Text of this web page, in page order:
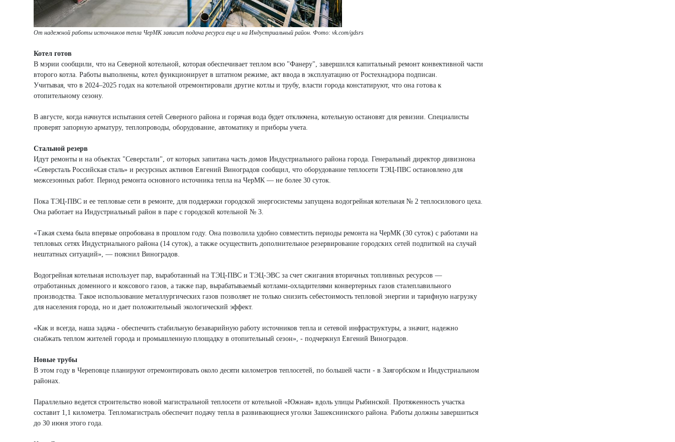
От надежной работы источников тепла ЧерМК зависит подача ресурса еще и на Индустриальный район. Фото: vk.com/gdsrs
Котел готов
В мэрии сообщили, что на Северной котельной, которая обеспечивает теплом всю "Фанеру", завершился капитальный ремонт конвективной части
второго котла. Работы выполнены, котел функционирует в штатном режиме, акт ввода в эксплуатацию от Ростехнадзора подписан.
Учитывая, что в 2024–2025 годах на котельной отремонтировали другие котлы и трубу, власти города констатируют, что она готова к
отопительному сезону.
В августе, когда начнутся испытания сетей Северного района и горячая вода будет отключена, котельную остановят для ревизии. Специалисты
проверят запорную арматуру, теплопроводы, оборудование, автоматику и приборы учета.
Стальной резерв
Идут ремонты и на объектах "Северстали", от которых запитана часть домов Индустриального района города. Генеральный директор дивизиона
«Северсталь Российская сталь» и ресурсных активов Евгений Виноградов сообщил, что оборудование теплосети ТЭЦ-ПВС остановлено для
межсезонных работ. Период ремонта основного источника тепла на ЧерМК — не более 30 суток.
Пока ТЭЦ-ПВС и ее тепловые сети в ремонте, для поддержки городской энергосистемы запущена водогрейная котельная № 2 теплосилового цеха.
Она работает на Индустриальный район в паре с городской котельной № 3.
«Такая схема была впервые опробована в прошлом году. Она позволила удобно совместить периоды ремонта на ЧерМК (30 суток) с работами на
тепловых сетях Индустриального района (14 суток), а также осуществить дополнительное резервирование городских сетей подпиткой на случай
нештатных ситуаций», — пояснил Виноградов.
Водогрейная котельная использует пар, выработанный на ТЭЦ-ПВС и ТЭЦ-ЭВС за счет сжигания вторичных топливных ресурсов —
отработанных доменного и коксового газов, а также пар, вырабатываемый котлами-охладителями конвертерных газов сталеплавильного
производства. Такое использование металлургических газов позволяет не только снизить себестоимость тепловой энергии и тарифную нагрузку
для населения города, но и дает положительный экологический эффект.
«Как и всегда, наша задача - обеспечить стабильную безаварийную работу источников тепла и сетевой инфраструктуры, а значит, надежно
снабжать теплом жителей города и промышленную площадку в отопительный сезон», - подчеркнул Евгений Виноградов.
Новые трубы
В этом году в Череповце планируют отремонтировать около десяти километров теплосетей, по большей части - в Заягорбском и Индустриальном
районах.
Параллельно ведется строительство новой магистральной теплосети от котельной «Южная» вдоль улицы Рыбинской. Протяженность участка
составит 1,1 километра. Тепломагистраль обеспечит подачу тепла в развивающиеся уголки Зашекснинского района. Работы должны завершиться
до 30 июня этого года.